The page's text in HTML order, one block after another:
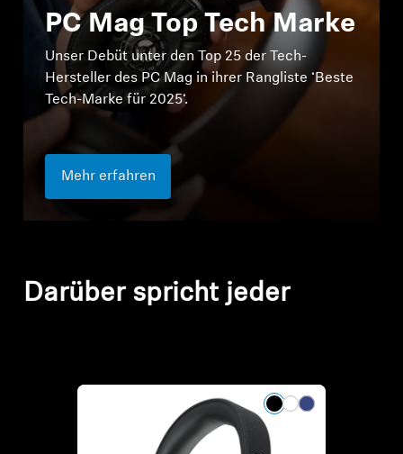
PC Mag Top Tech Marke
Unser Debüt unter den Top 25 der Tech-
Hersteller des PC Mag in ihrer Rangliste ‘Beste
Tech-Marke für 2025‘.
Mehr erfahren
Darüber spricht jeder